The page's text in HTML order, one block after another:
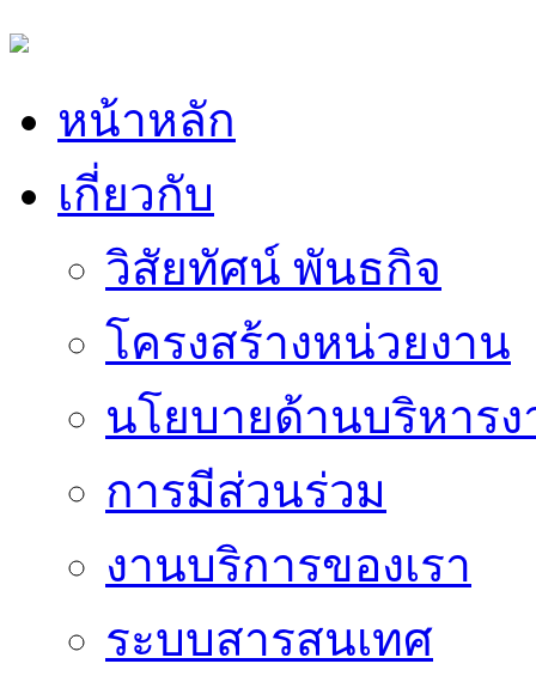
หน้าหลัก
เกี่ยวกับ
วิสัยทัศน์ พันธกิจ
โครงสร้างหน่วยงาน
นโยบายด้านบริหาร
การมีส่วนร่วม
งานบริการของเรา
ระบบสารสนเทศ